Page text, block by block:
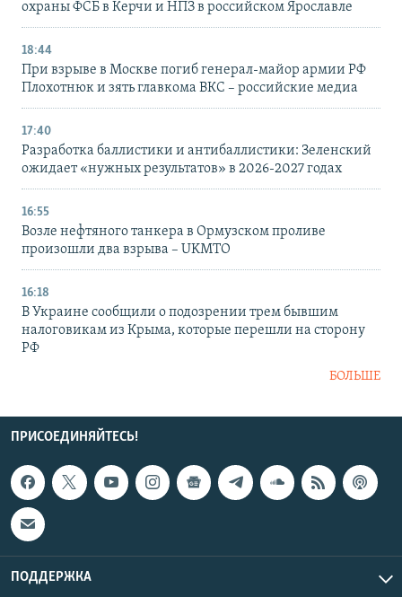
охраны ФСБ в Керчи и НПЗ в российском Ярославле
18:44
При взрыве в Москве погиб генерал-майор армии РФ
Плохотнюк и зять главкома ВКС – российские медиа
17:40
Разработка баллистики и антибаллистики: Зеленский
ожидает «нужных результатов» в 2026-2027 годах
16:55
Возле нефтяного танкера в Ормузском проливе
произошли два взрыва – UKMTO
16:18
В Украине сообщили о подозрении трем бывшим
налоговикам из Крыма, которые перешли на сторону
РФ
БОЛЬШЕ
ПРИСОЕДИНЯЙТЕСЬ!
ПОДДЕРЖКА